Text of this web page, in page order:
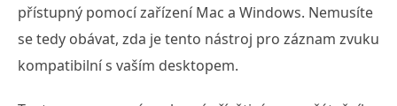
přístupný pomocí zařízení Mac a Windows. Nemusíte
se tedy obávat, zda je tento nástroj pro záznam zvuku
kompatibilní s vaším desktopem.